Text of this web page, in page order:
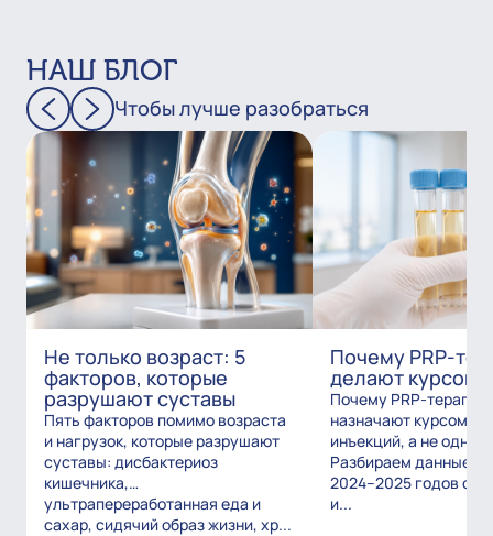
НАШ БЛОГ
Чтобы лучше разобраться
Не только возраст: 5
факторов, которые
разрушают суставы
Пять факторов помимо возраста
и нагрузок, которые разрушают
суставы: дисбактериоз
кишечника,
ультрапереработанная еда и
сахар, сидячий образ жизни, хр...
Почему PRP-
делают курсом?
Почему PRP-
назначают курсом из
инъекций, а не
Разбираем данные
2024–2025 годов о
и...